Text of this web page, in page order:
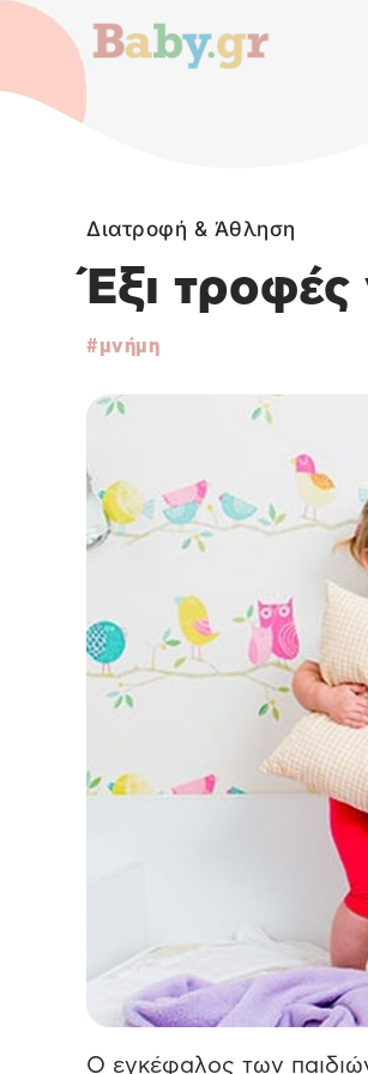
Διατροφή & Άθληση
Έξι τροφές
μνήμη
Ο εγκέφαλος των